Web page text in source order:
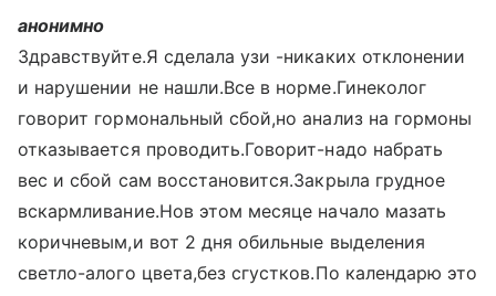
анонимно
Здравствуйте.Я сделала узи -никаких отклонении
и нарушении не нашли.Все в норме.Гинеколог
говорит гормональный сбой,но анализ на гормоны
отказывается проводить.Говорит-надо набрать
вес и сбой сам восстановится.Закрыла грудное
вскармливание.Нов этом месяце начало мазать
коричневым,и вот 2 дня обильные выделения
светло-алого цвета,без сгустков.По календарю это